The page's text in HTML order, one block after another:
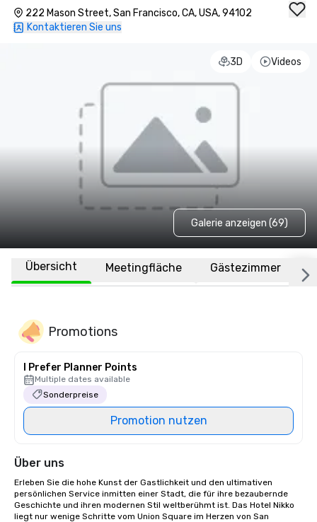
222 Mason Street, San Francisco, CA, USA, 94102
Kontaktieren Sie uns
3D Videos
Galerie anzeigen (69)
Übersicht Meetingfläche Gästezimmer
Promotions
I Prefer Planner Points
Multiple dates available
Sonderpreise
Promotion nutzen
Über uns
Erleben Sie die hohe Kunst der Gastlichkeit und den ultimativen
persönlichen Service inmitten einer Stadt, die für ihre bezaubernde
Geschichte und ihren modernen Stil weltberühmt ist. Das Hotel Nikko
liegt nur wenige Schritte vom Union Square im Herzen von San